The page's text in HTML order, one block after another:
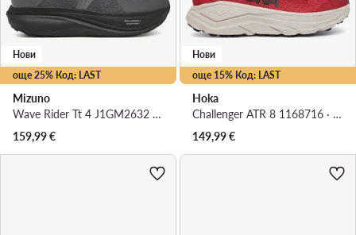
още 25% Код: LAST
Нови
Mizuno
Wave Rider Tt 4 J1GM2632 · Маратонки за бягане
159,99€
още 15% Код: LAST
Нови
Hoka
Challenger ATR 8 1168716 · Маратонки за бягане
149,99€